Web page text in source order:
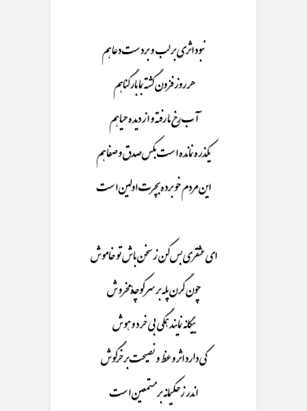
نبود اثری بر لب و بردست دعا هم
هر روز فزون گشته بما بار گناهم
آب رخ ما رفته و از دیده حیا هم
یکذره نمانده است بکس صدق و صفا هم
این مردم خو برده بچرت اولین است
ای عشقری بس کن ز سخن باش تو خاموش
چون گرن پله بر سر کوچۀ مخروش
بیگانه نمایند همگی بی خرد و هوش
کی دارد اثر وعظ و نصیحت برخرگوش
اندر زحکیمانه بر مستمعین است